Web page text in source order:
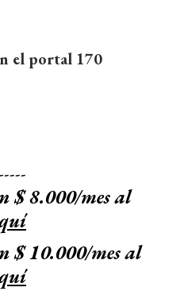
el portal 170
$ 8.000/mes al
$ 10.000/mes al